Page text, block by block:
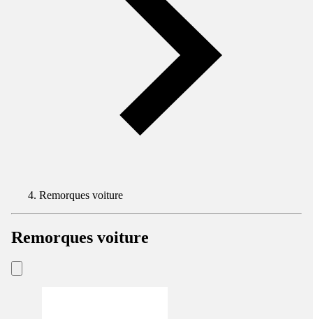
Remorques voiture
Remorques voiture